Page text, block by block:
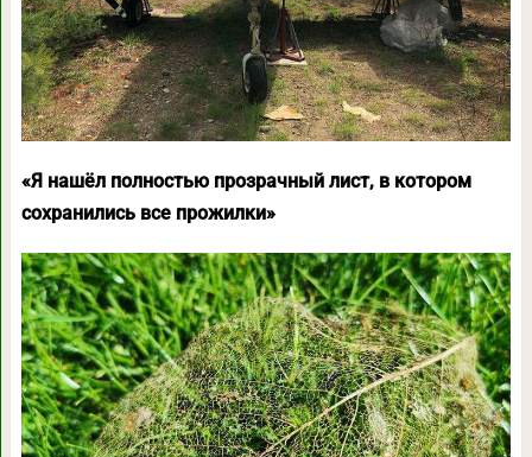
«Я нашёл полностью прозрачный лист, в котором
сохранились все прожилки»